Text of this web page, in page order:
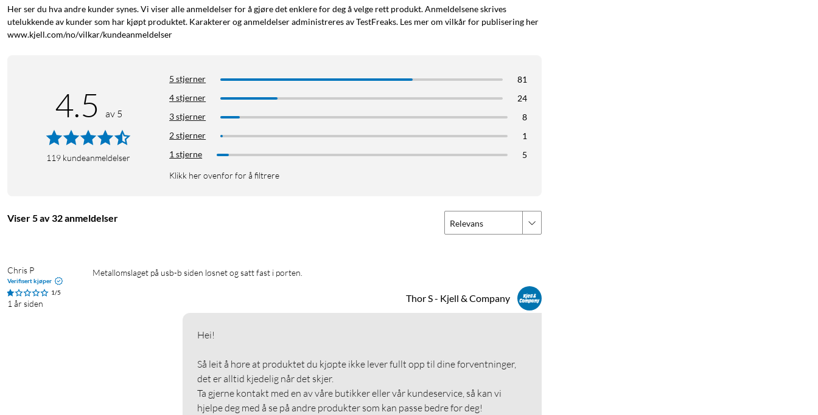
Her ser du hva andre kunder synes. Vi viser alle anmeldelser for å gjøre det enklere for deg å velge rett produkt. Anmeldelsene skrives
utelukkende av kunder som har kjøpt produktet. Karakterer og anmeldelser administreres av TestFreaks. Les mer om vilkår for publisering her
www.kjell.com/no/vilkar/kundeanmeldelser
4.5 av 5
119 kundeanmeldelser
5 stjerner
81
4 stjerner
24
3 stjerner
8
2 stjerner
1
1 stjerne
5
Klikk her ovenfor for å filtrere
Viser 5 av 32 anmeldelser Relevans
Chris P
Verifisert kjøper
1/5
1 år siden
Metallomslaget på usb-b siden løsnet og satt fast i porten.
Thor S - Kjell & Company
Hei!
Så leit å høre at produktet du kjøpte ikke lever fullt opp til dine forventninger,
det er alltid kjedelig når det skjer.
Ta gjerne kontakt med en av våre butikker eller vår kundeservice, så kan vi
hjelpe deg med å se på andre produkter som kan passe bedre for deg!